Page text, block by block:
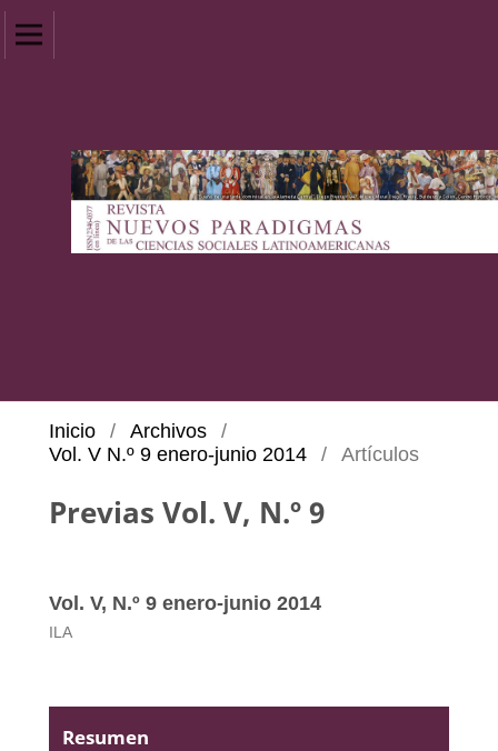
Inicio / Archivos
/
Vol. V N.º 9 enero-junio 2014
/ Artículos
Previas Vol. V, N.º 9
Vol. V, N.º 9 enero-junio 2014
ILA
Resumen